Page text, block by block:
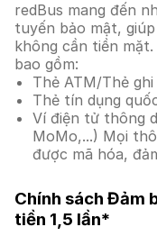
redBus mang đến
tuyến bảo mật,
không cần tiền
bao gồm:
Thẻ ATM/Thẻ
Thẻ tín dụng
Ví điện tử thông
MoMo,...) Mọi
được mã hóa,
Chính sách Đảm
tiền 1,5 lần*